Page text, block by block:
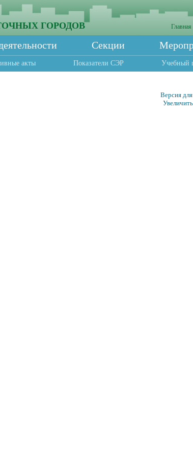
ГОРОДОВ Главная
Секции
акты Показатели СЭР Учебный
Версия